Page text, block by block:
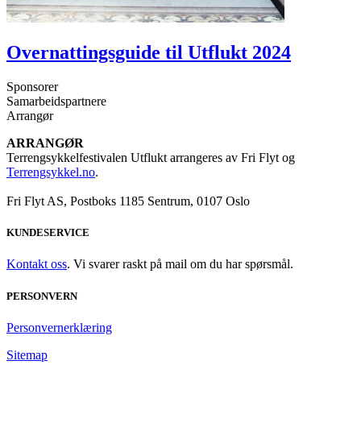
Overnattingsguide til Utflukt 2024
Sponsorer
Samarbeidspartnere
Arrangør
ARRANGØR
Terrengsykkelfestivalen Utflukt arrangeres av Fri Flyt og
Terrengsykkel.no.
Fri Flyt AS, Postboks 1185 Sentrum, 0107 Oslo
KUNDESERVICE
Kontakt oss. Vi svarer raskt på mail om du har spørsmål.
PERSONVERN
Personvernerklæring
Sitemap